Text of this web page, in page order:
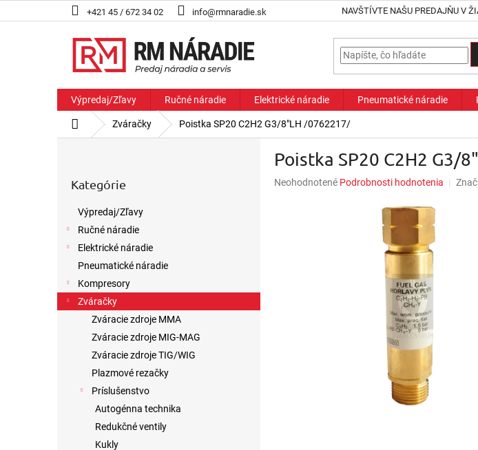
na
+421 45 / 672 34 02 info@rmnaradie.sk NAVŠTÍVTE NAŠU PREDAJŇU V
Výpredaj/Zľavy Ručné náradie Elektrické náradie Pneumatické náradie
DomovZváračky Poistka SP20 C2H2 G3/8"LH /0762217/
kategórie
Kategórie
Výpredaj/Zľavy
Ručné náradie
Elektrické náradie
Pneumatické náradie
Kompresory
Zváračky
Zváracie zdroje MMA
Zváracie zdroje MIG-MAG
Zváracie zdroje TIG/WIG
Plazmové rezačky
Príslušenstvo
Autogénna technika
Redukčné ventily
Kukly
Poistka SP20 C2H2 G3/
Priemerné
Neohodnotené Podrobnosti hodnotenia